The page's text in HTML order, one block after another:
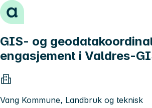
Hopp til innhold
GIS- og
engasjement i Valdres-
Vang Kommune, Landbruk og teknisk